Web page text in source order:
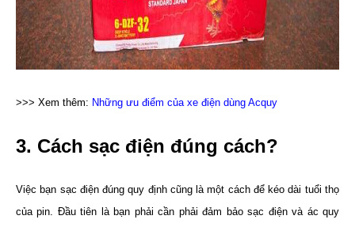
>>> Xem thêm: Những ưu điểm của xe điện dùng Acquy
3. Cách sạc điện đúng cách?
Việc bạn sạc điện đúng quy định cũng là một cách để kéo dài tuổi thọ
của pin. Đầu tiên là bạn phải cần phải đảm bảo sạc điện và ác quy